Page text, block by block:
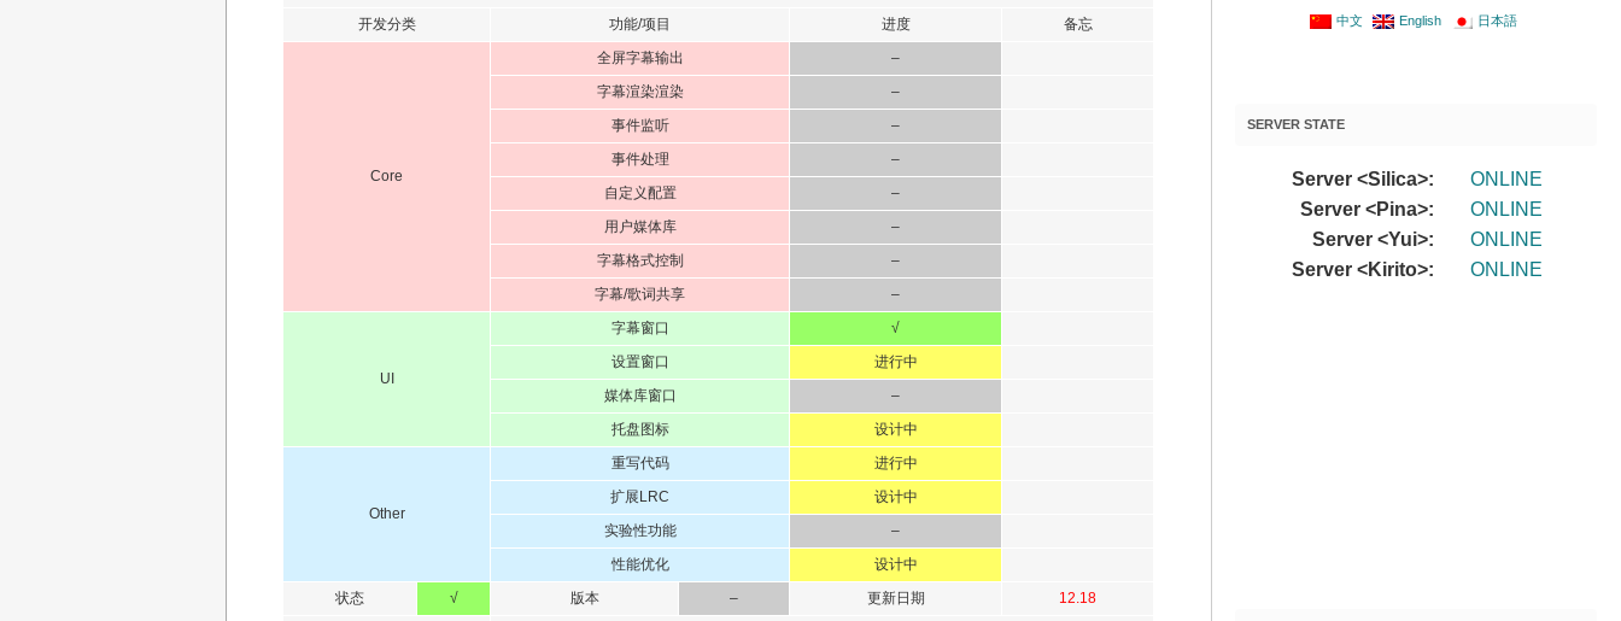
开发分类
功能/项目 进度 备忘
Core
全屏字幕输出
–
字幕渲染渲染
–
事件监听
–
事件处理
–
自定义配置
–
用户媒体库
–
字幕格式控制
–
字幕/歌词共享
–
UI
字幕窗口
√
设置窗口
进行中
媒体库窗口
–
托盘图标
设计中
Other
重写代码
进行中
扩展LRC
设计中
实验性功能
–
性能优化
设计中
状态
√ 版本 – 更新日期
12.18
中文 English 日本語
SERVER STATE
Server <Silica>:
ONLINE
Server <Pina>:
ONLINE
Server <Yui>:
ONLINE
Server <Kirito>:
ONLINE